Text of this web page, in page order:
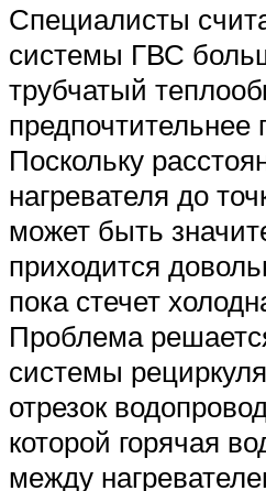
Специалисты
системы ГВС
трубчатый
предпочтительнее
Поскольку
нагревателя до
может быть
приходится
пока стечет
Проблема
системы
отрезок
которой горячая
между